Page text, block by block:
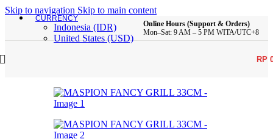
Skip to navigation Skip to main content
CURRENCY
Indonesia (IDR)
United States (USD)
Online Hours (Support & Orders)
Mon–Sat: 9 AM – 5 PM WITA/UTC+8
RP